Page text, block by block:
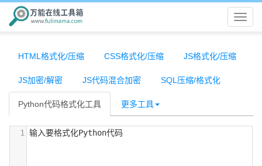
万
线
HTML格式化/压缩 CSS格式化/压缩 JS格式化/压缩
JS加密/解密 JS代码混合加密 SQL压缩/格式化
Python代码格式化工具 更多工具
输入要格式化Python代码
1